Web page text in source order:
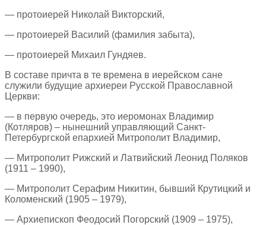
— протоиерей Николай Викторский,
— протоиерей Василий (фамилия забыта),
— протоиерей Михаил Гундяев.
В составе причта в те времена в иерейском сане
служили будущие архиереи Русской Православной
Церкви:
— в первую очередь, это иеромонах Владимир
(Котляров) – нынешний управляющий Санкт-
Петербургской епархией Митрополит Владимир,
— Митрополит Рижский и Латвийский Леонид Поляков
(1911 – 1990),
— Митрополит Серафим Никитин, бывший Крутицкий и
Коломенский (1905 – 1979),
— Архиепископ Феодосий Погорский (1909 – 1975),